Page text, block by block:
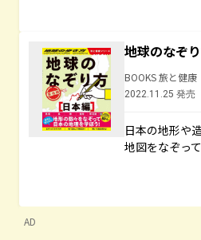
地球のなぞ
BOOKS 旅と健康
2022.11.25 発売
日本の地形や
地図をなぞっ
AD